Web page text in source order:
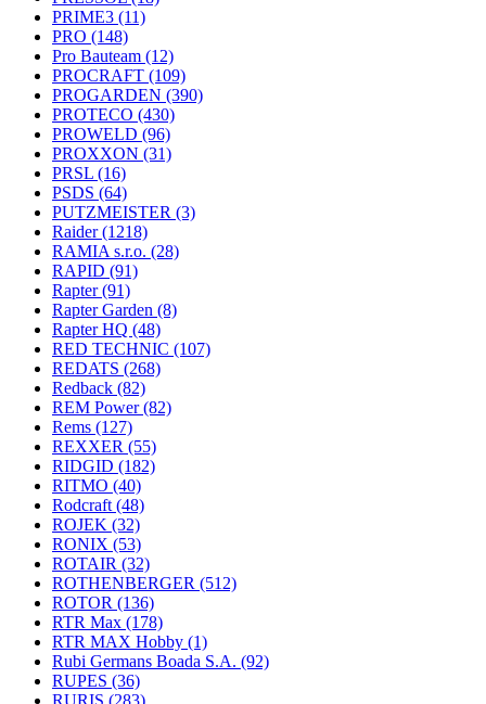
PRIME3 (11)
PRO (148)
Pro Bauteam (12)
PROCRAFT (109)
PROGARDEN (390)
PROTECO (430)
PROWELD (96)
PROXXON (31)
PRSL (16)
PSDS (64)
PUTZMEISTER (3)
Raider(1218)
RAMIA s.r.o. (28)
RAPID (91)
Rapter(91)
Rapter Garden (8)
Rapter HQ (48)
RED TECHNIC (107)
REDATS (268)
Redback (82)
REM Power(82)
Rems (127)
REXXER (55)
RIDGID (182)
RITMO (40)
Rodcraft (48)
ROJEK (32)
RONIX (53)
ROTAIR (32)
ROTHENBERGER (512)
ROTOR (136)
RTR Max (178)
RTR MAX Hobby (1)
Rubi Germans Boada S.A. (92)
RUPES (36)
RURIS (283)